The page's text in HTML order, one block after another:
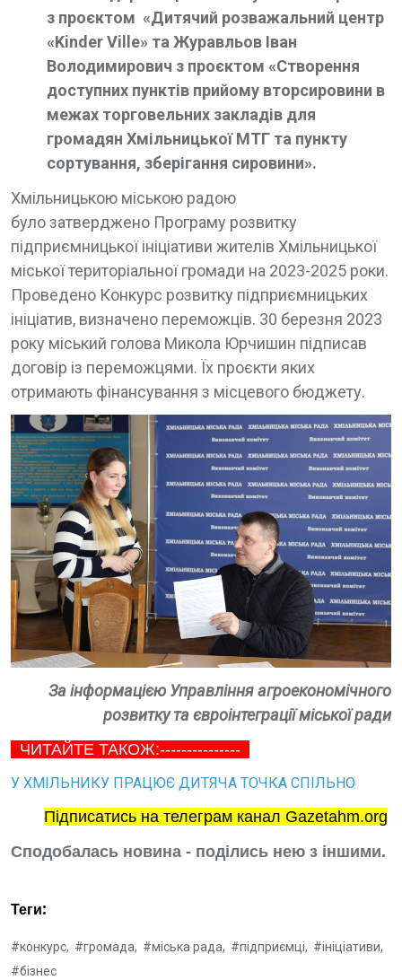
з проєктом «Дитячий розважальний центр
«Kinder Ville» та Журавльов Іван
Володимирович з проєктом «Створення
доступних пунктів прийому вторсировини в
межах торговельних закладів для
громадян Хмільницької МТГ та пункту
сортування, зберігання сировини».
Хмільницькою міською радою
було затверджено Програму розвитку
підприємницької ініціативи жителів Хмільницької
міської територіальної громади на 2023-2025 роки.
Проведено Конкурс розвитку підприємницьких
ініціатив, визначено переможців. 30 березня 2023
року міський голова Микола Юрчишин підписав
договір із переможцями. Їх проєкти яких
отримають фінансування з місцевого бюджету.
За інформацією Управління агроекономічного
розвитку та євроінтеграції міської ради
ЧИТАЙТЕ ТАКОЖ:---------------
У ХМІЛЬНИКУ ПРАЦЮЄ ДИТЯЧА ТОЧКА СПІЛЬНО
Підписатись на телеграм канал Gazetahm.org
Сподобалась новина - поділись нею з іншими.
Теги:
#конкурс, #громада, #міська рада, #підприємці, #ініціативи,
#бізнес